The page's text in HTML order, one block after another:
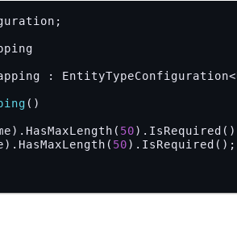
:
()
50
50).IsRequired();